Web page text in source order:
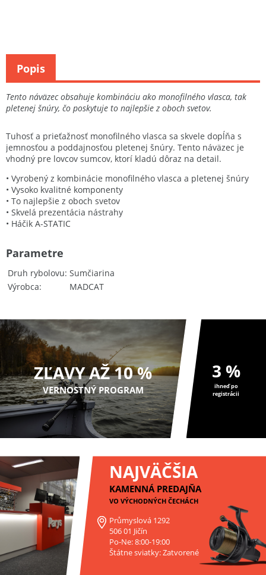
Tento náväzec obsahuje kombináciu ako monofilného vlasca, tak
pletenej šnúry, čo poskytuje to najlepšie z oboch svetov.
Tuhosť a prieťažnosť monofilného vlasca sa skvele dopĺňa s
jemnosťou a poddajnosťou pletenej šnúry. Tento náväzec je
vhodný pre lovcov sumcov, ktorí kladú dôraz na detail.
• Vyrobený z kombinácie monofilného vlasca a pletenej šnúry
• Vysoko kvalitné komponenty
• To najlepšie z oboch svetov
• Skvelá prezentácia nástrahy
• Háčik A-STATIC
Druh rybolovu Sumčiarina
Výrobca
MADCAT
Parametre
Popis
ZĽAVY AŽ 10 %
VERNOSTNÝ PROGRAM
3 %
ihneď po
registrácii
NAJVÄČŠIA
KAMENNÁ PREDAJŇA
VO VÝCHODNÝCH ČECHÁCH
Průmyslová 1292
506 01 Jičín
Po-Ne: 8:00-19:00
Štátne sviatky: Zatvorené